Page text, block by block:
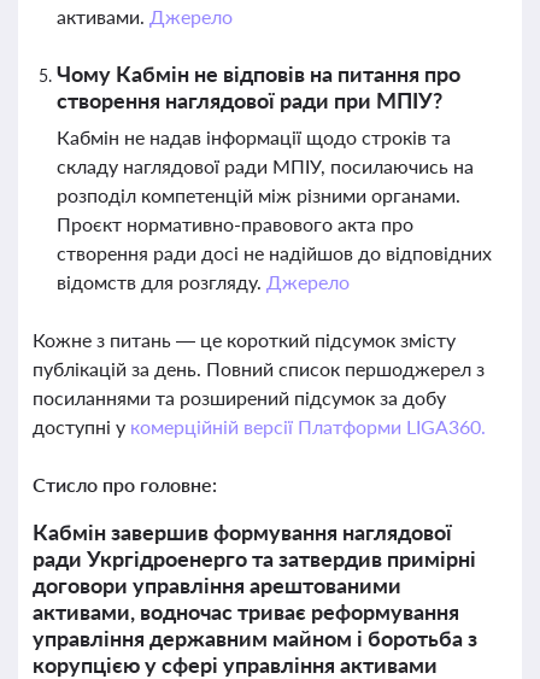
активами. Джерело
Чому Кабмін не відповів на питання про
створення наглядової ради при МПІУ?
Кабмін не надав інформації щодо строків та
складу наглядової ради МПІУ, посилаючись на
розподіл компетенцій між різними органами.
Проєкт нормативно-правового акта про
створення ради досі не надійшов до відповідних
відомств для розгляду. Джерело
Кожне з питань — це короткий підсумок змісту
публікацій за день. Повний список першоджерел з
посиланнями та розширений підсумок за добу
доступні у комерційній версії Платформи LIGA360.
Стисло про головне:
Кабмін завершив формування наглядової
ради Укргідроенерго та затвердив примірні
договори управління арештованими
активами, водночас триває реформування
управління державним майном і боротьба з
корупцією у сфері управління активами